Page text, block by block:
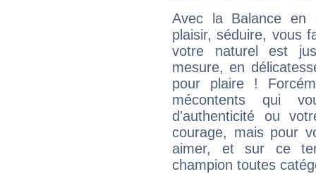
Avec la Balance en
plaisir, séduire, vous
votre naturel est
mesure, en
pour plaire !
mécontents qui
d'authenticité ou
courage, mais pour
aimer, et sur ce
champion toutes